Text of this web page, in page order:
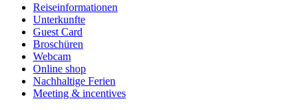
Reiseinformationen
Unterkunfte
Guest Card
Broschüren
Webcam
Online shop
Nachhaltige Ferien
Meeting & incentives